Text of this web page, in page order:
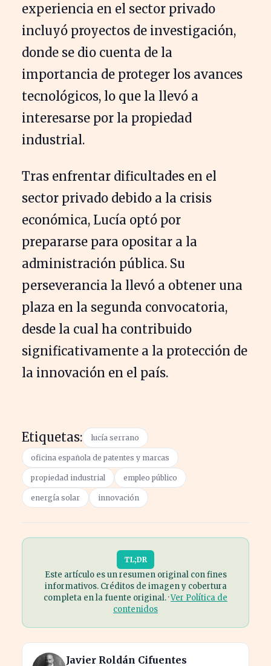
experiencia en el sector privado
incluyó proyectos de investigación,
donde se dio cuenta de la
importancia de proteger los avances
tecnológicos, lo que la llevó a
interesarse por la propiedad
industrial.
Tras enfrentar dificultades en el
sector privado debido a la crisis
económica, Lucía optó por
prepararse para opositar a la
administración pública. Su
perseverancia la llevó a obtener una
plaza en la segunda convocatoria,
desde la cual ha contribuido
significativamente a la protección de
la innovación en el país.
Etiquetas: lucía serrano
oficina española de patentes y marcas
propiedad industrial empleo público
energía solar innovación
TL;DR
Este artículo es un resumen original con fines
informativos. Créditos de imagen y cobertura
completa en la fuente original. ·Ver Política de
contenidos
Javier Roldán Cifuentes